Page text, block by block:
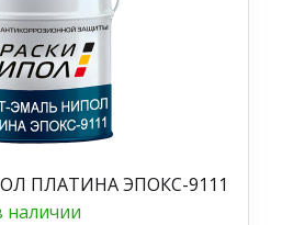
ПЛАТИНА ЭПОКС-9111
наличии